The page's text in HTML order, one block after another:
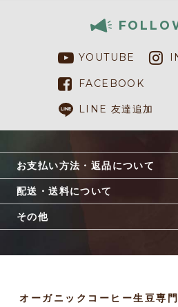
YOUTUBE
FACEBOOK
LINE 友達追加
お支払い方法・返品について
配送・送料について
その他
オーガニックコーヒー生豆専